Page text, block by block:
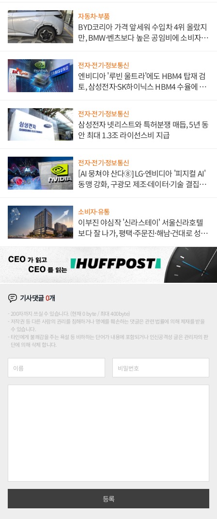
자동차·부품
BYD코리아 가격 앞세워 수입차 4위 올랐지
만, BMW·벤츠보다 높은 공임비에 소비자
전자·전기·정보통신
엔비디아 '루빈 울트라'에도 HBM4 탑재 검
토, 삼성전자·SK하이닉스 HBM4 수율에 주
전자·전기·정보통신
삼성전자 넷리스트와 특허분쟁 매듭, 5년 동
안 최대 1.3조 라이선스비 지급
전자·전기·정보통신
[AI 뭉쳐야 산다⑧] LG·엔비디아 '피지컬 AI'
동맹 강화, 구광모 제조·데이터·기술 결집
소비자·유통
이부진 야심작 '신라스테이' 서울신라호텔
보다 잘 나가, 평택·주문진·해남·건대로 성
기사댓글0개
200자까지 쓰실 수 있습니다. (현재 0 byte / 최대 400byte)
저작권 등 다른 사람의 권리를 침해하거나 명예를 훼손하는 댓글은 관련 법률에 의해 제재를 받을
수 있습니다.
타인에게 불쾌감을 주는 욕설 등 비하하는 단어가 내용에 포함되거나 인신공격성 글은 관리자의 판
단에 의해 삭제 합니다.